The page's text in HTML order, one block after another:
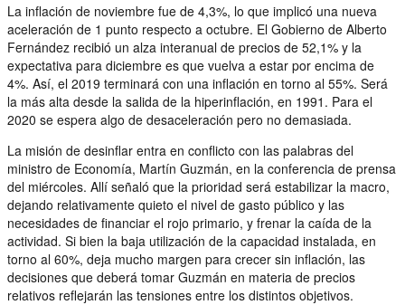
La inflación de noviembre fue de 4,3%, lo que implicó una nueva
aceleración de 1 punto respecto a octubre. El Gobierno de Alberto
Fernández recibió un alza interanual de precios de 52,1% y la
expectativa para diciembre es que vuelva a estar por encima de
4%. Así, el 2019 terminará con una inflación en torno al 55%. Será
la más alta desde la salida de la hiperinflación, en 1991. Para el
2020 se espera algo de desaceleración pero no demasiada.
La misión de desinflar entra en conflicto con las palabras del
ministro de Economía, Martín Guzmán, en la conferencia de prensa
del miércoles. Allí señaló que la prioridad será estabilizar la macro,
dejando relativamente quieto el nivel de gasto público y las
necesidades de financiar el rojo primario, y frenar la caída de la
actividad. Si bien la baja utilización de la capacidad instalada, en
torno al 60%, deja mucho margen para crecer sin inflación, las
decisiones que deberá tomar Guzmán en materia de precios
relativos reflejarán las tensiones entre los distintos objetivos.